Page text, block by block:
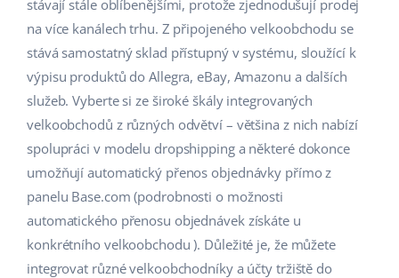
Správa přepravy
Automatizace procesů
Base Connect
AI pro e-commerce
Domov a zahrada
Výrobky pro děti
Elektronika
Automobilové díly
Supermarket
Zdraví a krása
Móda
Podpora
Akademie
Blog
Kalendář webinářů a eventů
Služby
Implementace systému
Audit účtu
english (US)
english (GB)
english (IN)
čeština
deutsch
Ελληνικά
español (AR)
stávají stále oblíbenějšími, protože zjednodušují prodej
na více kanálech trhu. Z připojeného velkoobchodu se
stává samostatný sklad přístupný v systému, sloužící k
výpisu produktů do Allegra, eBay, Amazonu a dalších
služeb. Vyberte si ze široké škály integrovaných
velkoobchodů z různých odvětví – většina z nich nabízí
spolupráci v modelu dropshipping a některé dokonce
umožňují automatický přenos objednávky přímo z
panelu Base.com (podrobnosti o možnosti
automatického přenosu objednávek získáte u
konkrétního velkoobchodu ). Důležité je, že můžete
integrovat různé velkoobchodníky a účty tržiště do